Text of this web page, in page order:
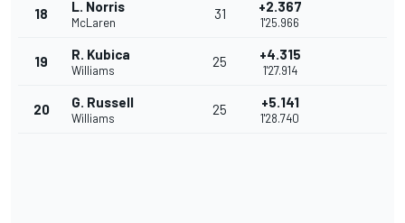
18 L. Norris
McLaren
31 +2.367
1'25.966
19 R. Kubica
Williams
25 +4.315
1'27.914
20 G. Russell
Williams
25 +5.141
1'28.740